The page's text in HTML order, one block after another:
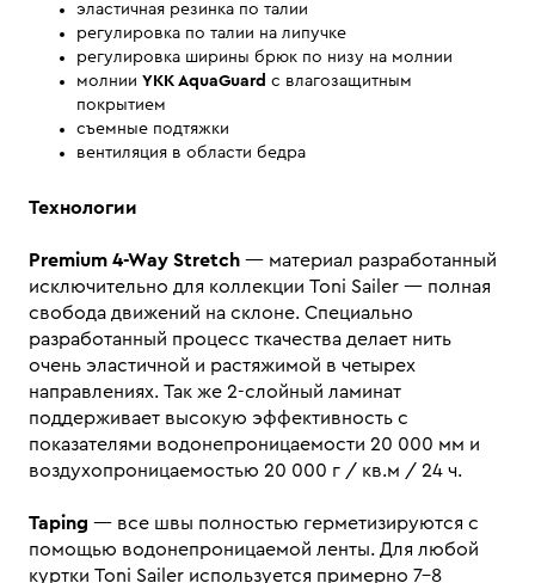
эластичная резинка по талии
регулировка по талии на липучке
регулировка ширины брюк по низу на молнии
молнии YKK AquaGuard с влагозащитным
покрытием
съемные подтяжки
вентиляция в области бедра
Технологии
Premium 4-Way Stretch — материал разработанный
исключительно для коллекции Toni Sailer — полная
свобода движений на склоне. Специально
разработанный процесс ткачества делает нить
очень эластичной и растяжимой в четырех
направлениях. Так же 2-слойный ламинат
поддерживает высокую эффективность с
показателями водонепроницаемости 20 000 мм и
воздухопроницаемостью 20 000 г / кв.м / 24 ч.
Taping — все швы полностью герметизируются с
помощью водонепроницаемой ленты. Для любой
куртки Toni Sailer используется примерно 7-8